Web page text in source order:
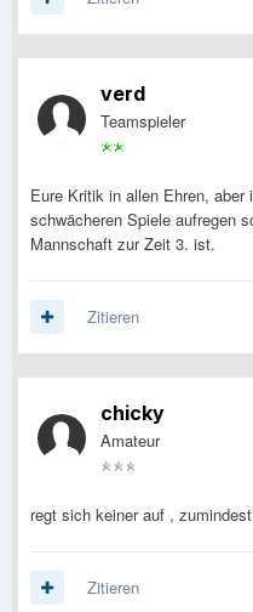
verd
Teamspieler
Eure Kritik in allen Ehren,
schwächeren Spiele aufregen
Mannschaft zur Zeit 3. ist.
Zitieren
chicky
Amateur
regt sich keiner auf ,
Zitieren